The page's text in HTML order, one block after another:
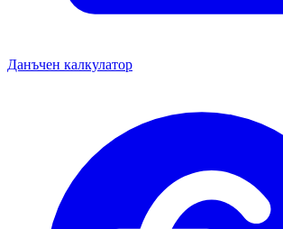
Данъчен калкулатор